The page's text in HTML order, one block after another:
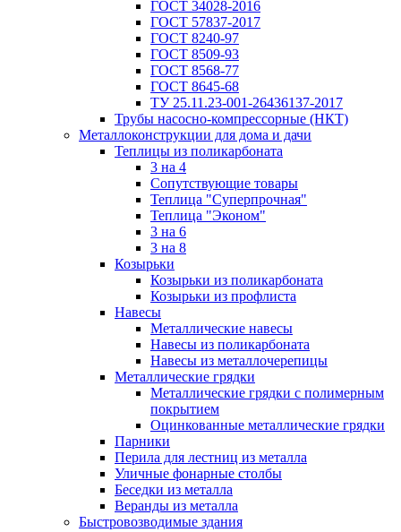
ГОСТ 34028-2016
ГОСТ 57837-2017
ГОСТ 8240-97
ГОСТ 8509-93
ГОСТ 8568-77
ГОСТ 8645-68
ТУ 25.11.23-001-26436137-2017
Трубы насосно-компрессорные (НКТ)
Металлоконструкции для дома и дачи
Теплицы из поликарбоната
3 на 4
Сопутствующие товары
Теплица "Суперпрочная"
Теплица "Эконом"
3 на 6
3 на 8
Козырьки
Козырьки из поликарбоната
Козырьки из профлиста
Навесы
Металлические навесы
Навесы из поликарбоната
Навесы из металлочерепицы
Металлические грядки
Металлические грядки с полимерным
покрытием
Оцинкованные металлические грядки
Парники
Перила для лестниц из металла
Уличные фонарные столбы
Беседки из металла
Веранды из металла
Быстровозводимые здания